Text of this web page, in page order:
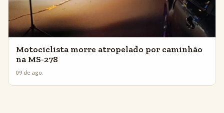
Motociclista morre atropelado por caminhão
na MS-278
09 de ago.